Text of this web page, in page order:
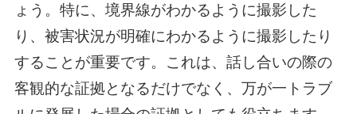
ょう。特に、境界線がわかるように撮影した
り、被害状況が明確にわかるように撮影したり
することが重要です。これは、話し合いの際の
客観的な証拠となるだけでなく、万が一トラブ